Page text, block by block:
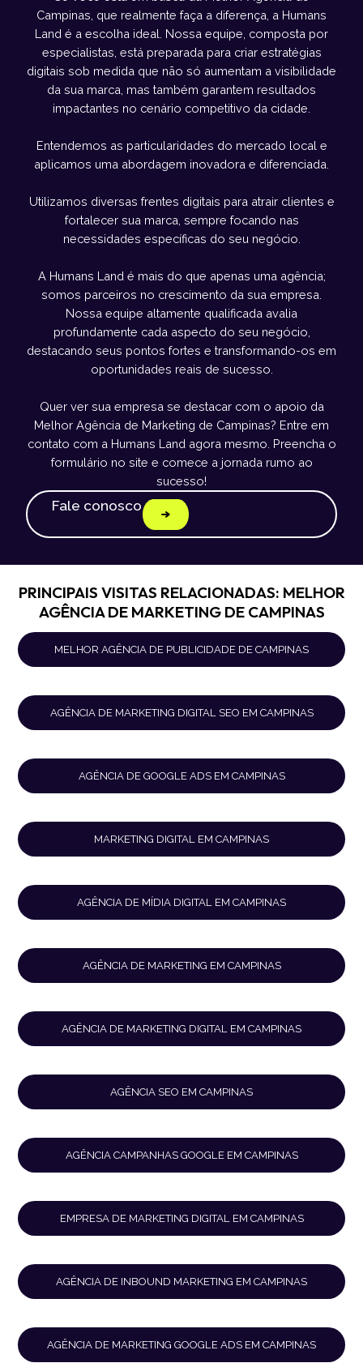
Campinas, que realmente faça a diferença, a Humans
Land é a escolha ideal. Nossa equipe, composta por
especialistas, está preparada para criar estratégias
digitais sob medida que não só aumentam a visibilidade
da sua marca, mas também garantem resultados
impactantes no cenário competitivo da cidade.
Entendemos as particularidades do mercado local e
aplicamos uma abordagem inovadora e diferenciada.
Utilizamos diversas frentes digitais para atrair clientes e
fortalecer sua marca, sempre focando nas
necessidades específicas do seu negócio.
A Humans Land é mais do que apenas uma agência;
somos parceiros no crescimento da sua empresa.
Nossa equipe altamente qualificada avalia
profundamente cada aspecto do seu negócio,
destacando seus pontos fortes e transformando-os em
oportunidades reais de sucesso.
Quer ver sua empresa se destacar com o apoio da
Melhor Agência de Marketing de Campinas? Entre em
contato com a Humans Land agora mesmo. Preencha o
formulário no site e comece a jornada rumo ao
sucesso!
Fale conosco
PRINCIPAIS VISITAS RELACIONADAS: MELHOR
AGÊNCIA DE MARKETING DE CAMPINAS
MELHOR AGÊNCIA DE PUBLICIDADE DE CAMPINAS
AGÊNCIA DE MARKETING DIGITAL SEO EM CAMPINAS
AGÊNCIA DE GOOGLE ADS EM CAMPINAS
MARKETING DIGITAL EM CAMPINAS
AGÊNCIA DE MÍDIA DIGITAL EM CAMPINAS
AGÊNCIA DE MARKETING EM CAMPINAS
AGÊNCIA DE MARKETING DIGITAL EM CAMPINAS
AGÊNCIA SEO EM CAMPINAS
AGÊNCIA CAMPANHAS GOOGLE EM CAMPINAS
EMPRESA DE MARKETING DIGITAL EM CAMPINAS
AGÊNCIA DE INBOUND MARKETING EM CAMPINAS
AGÊNCIA DE MARKETING GOOGLE ADS EM CAMPINAS